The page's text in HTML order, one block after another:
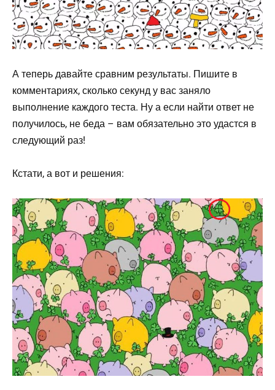
А теперь давайте сравним результаты. Пишите в
комментариях, сколько секунд у вас заняло
выполнение каждого теста. Ну а если найти ответ не
получилось, не беда – вам обязательно это удастся в
следующий раз!
Кстати, а вот и решения: